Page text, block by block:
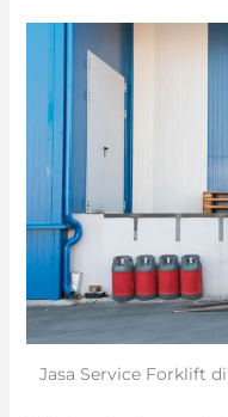
Jasa Service Forklift